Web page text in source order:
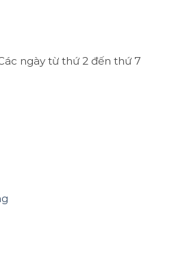
ngày từ thứ 2 đến thứ 7